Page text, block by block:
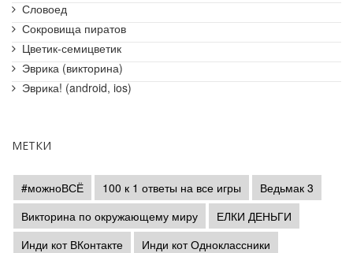
Словоед
Сокровища пиратов
Цветик-семицветик
Эврика (викторина)
Эврика! (android, ios)
МЕТКИ
#можноВСЁ 100 к 1 ответы на все игры
Ведьмак 3
Викторина по окружающему миру
ЕЛКИ ДЕНЬГИ
Инди кот ВКонтакте
Инди кот Одноклассники